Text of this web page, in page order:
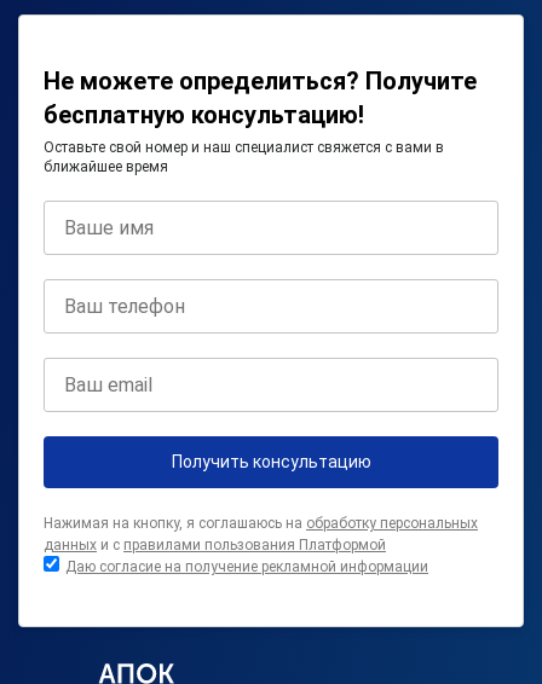
Не можете определиться? Получите
бесплатную консультацию!
Оставьте свой номер и наш специалист свяжется с вами в
ближайшее время
Получить консультацию
Нажимая на кнопку, я соглашаюсь на обработку персональных
данных и с правилами пользования Платформой
Даю согласие на получение рекламной информации